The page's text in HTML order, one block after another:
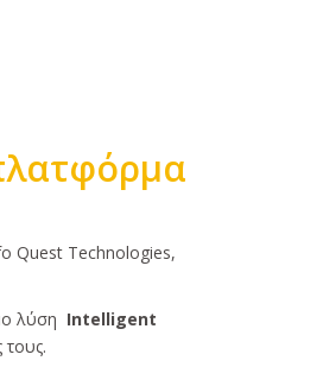
Quest Technologies,
λύση Intelligent
τους.